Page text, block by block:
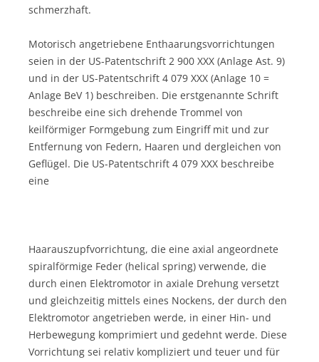
schmerzhaft.
Motorisch angetriebene Enthaarungsvorrichtungen
seien in der US-Patentschrift 2 900 XXX (Anlage Ast. 9)
und in der US-Patentschrift 4 079 XXX (Anlage 10 =
Anlage BeV 1) beschreiben. Die erstgenannte Schrift
beschreibe eine sich drehende Trommel von
keilförmiger Formgebung zum Eingriff mit und zur
Entfernung von Federn, Haaren und dergleichen von
Geflügel. Die US-Patentschrift 4 079 XXX beschreibe
eine
Haarauszupfvorrichtung, die eine axial angeordnete
spiralförmige Feder (helical spring) verwende, die
durch einen Elektromotor in axiale Drehung versetzt
und gleichzeitig mittels eines Nockens, der durch den
Elektromotor angetrieben werde, in einer Hin- und
Herbewegung komprimiert und gedehnt werde. Diese
Vorrichtung sei relativ kompliziert und teuer und für